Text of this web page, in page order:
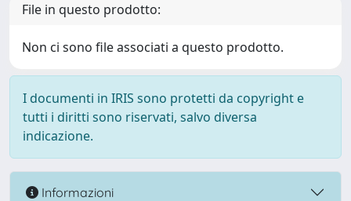
File in questo prodotto:
Non ci sono file associati a questo prodotto.
I documenti in IRIS sono protetti da copyright e
tutti i diritti sono riservati, salvo diversa
indicazione.
Informazioni